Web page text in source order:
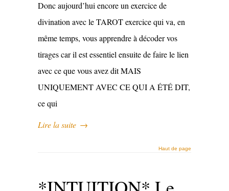
Donc aujourd’hui encore un exercice de
divination avec le TAROT exercice qui va, en
même temps, vous apprendre à décoder vos
tirages car il est essentiel ensuite de faire le lien
avec ce que vous avez dit MAIS
UNIQUEMENT AVEC CE QUI A ÉTÉ DIT,
ce qui
Lire la suite →
Haut de page